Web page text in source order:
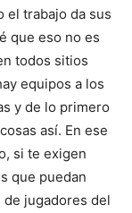
el trabajo da sus
que eso no es
todos sitios
equipos a los
y de lo primero
así. En ese
si te exigen
que puedan
de jugadores del